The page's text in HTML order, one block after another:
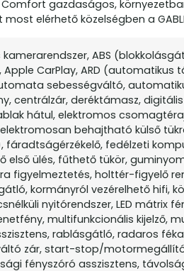
Comfort gazdaságos,
elérhető közelségben a
ABS
Apple CarPlay, ARD
sebességváltó,
centrálzár, deréktámasz,
hátul, elektromos
behajtható külső
fáradtságérzékelő, fedélzeti
első ülés, fűthető tükör,
figyelmeztetés, holttér-figyelő
kormányról vezérelhető hifi,
nyitórendszer, LED mátrix
multifunkcionális kijelző,
rablásgátló, radaros
zár, start-stop/
fényszóró asszisztens,